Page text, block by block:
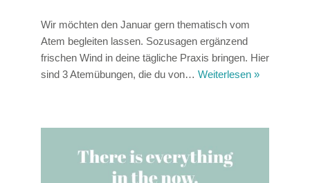
Wir möchten den Januar gern thematisch vom
Atem begleiten lassen. Sozusagen ergänzend
frischen Wind in deine tägliche Praxis bringen. Hier
sind 3 Atemübungen, die du von… Weiterlesen »